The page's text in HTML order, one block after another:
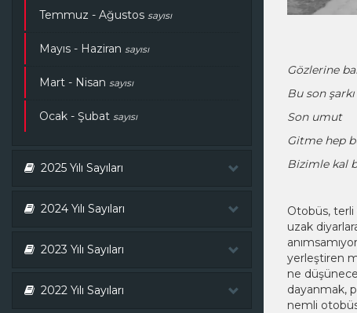
Temmuz - Ağustos sayısı
Mayıs - Haziran sayısı
Mart - Nisan sayısı
Ocak - Şubat sayısı
2025 Yılı Sayıları
2024 Yılı Sayıları
2023 Yılı Sayıları
2022 Yılı Sayıları
Gözlerine
Bu son şarkı
Son umut
Gitme hep
Bizimle kal
Otobüs, terli
uzak
yerleştiren
ne
dayanmak,
nemli